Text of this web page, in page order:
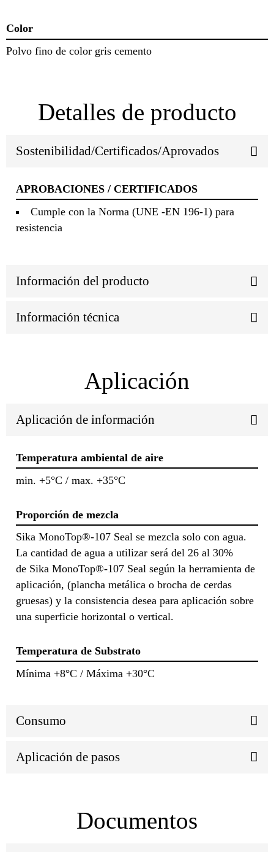
Color
Polvo fino de color gris cemento
Detalles de producto
Sostenibilidad/Certificados/Aprovados
APROBACIONES / CERTIFICADOS
Cumple con la Norma (UNE -EN 196-1) para
resistencia
Información del producto
Información técnica
Aplicación
Aplicación de información
Temperatura ambiental de aire
min. +5°C / max. +35°C
Proporción de mezcla
Sika MonoTop®-107 Seal se mezcla solo con agua.
La cantidad de agua a utilizar será del 26 al 30%
de Sika MonoTop®-107 Seal según la herramienta de
aplicación, (plancha metálica o brocha de cerdas
gruesas) y la consistencia desea para aplicación sobre
una superficie horizontal o vertical.
Temperatura de Substrato
Mínima +8°C / Máxima +30°C
Consumo
Aplicación de pasos
Documentos